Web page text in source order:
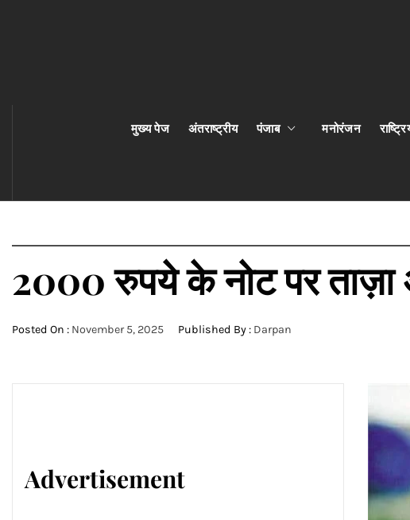
मुख्य पेज अंतराष्ट्रीय पंजाब मनोरंजन
2000 रुपये के नोट पर
Posted On : November 5, 2025 Published By : Darpan
Advertisement